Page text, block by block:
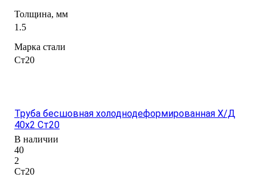
Толщина, мм
1.5
Марка стали
Ст20
Труба бесшовная холоднодеформированная Х/Д
40х2 Ст20
В наличии
40
2
Ст20